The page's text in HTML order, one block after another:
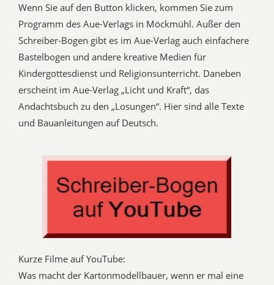
Wenn Sie auf den Button klicken, kommen Sie zum
Programm des Aue-Verlags in Möckmühl. Außer den
Schreiber-Bogen gibt es im Aue-Verlag auch einfachere
Bastelbogen und andere kreative Medien für
Kindergottesdienst und Religionsunterricht. Daneben
erscheint im Aue-Verlag „Licht und Kraft“, das
Andachtsbuch zu den „Losungen“. Hier sind alle Texte
und Bauanleitungen auf Deutsch.
Kurze Filme auf YouTube:
Was macht der Kartonmodellbauer, wenn er mal eine